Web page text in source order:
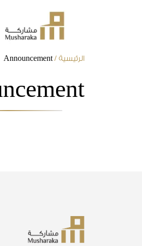
الرئيسية /
Announcement